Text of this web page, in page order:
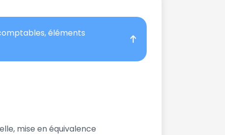
éléments
mise en équivalence